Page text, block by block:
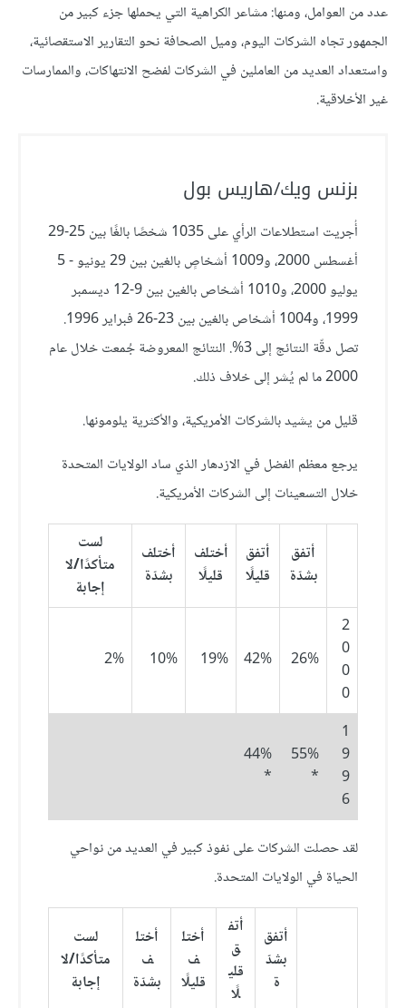
عدد من العوامل، ومنها: مشاعر الكراهية التي يحملها جزء كبير من
الجمهور تجاه الشركات اليوم، وميل الصحافة نحو التقارير الاستقصائية،
واستعداد العديد من العاملين في الشركات لفضح الانتهاكات، والممارسات
غير الأخلاقية.
بزنس ويك/هاريس بول
أُجريت استطلاعات الرأي على 1035 شخصًا بالغًا بين 25-29
أغسطس 2000، و1009 أشخاصٍ بالغين بين 29 يونيو - 5
يوليو 2000، و1010 أشخاص بالغين بين 9-12 ديسمبر
1999، و1004 أشخاص بالغين بين 23-26 فبراير 1996.
تصل دقّة النتائج إلى 3%. النتائج المعروضة جُمعت خلال عام
2000 ما لم يُشر إلى خلاف ذلك.
قليل من يشيد بالشركات الأمريكية، والأكثرية يلومونها.
يرجع معظم الفضل في الازدهار الذي ساد الولايات المتحدة
خلال التسعينات إلى الشركات الأمريكية.
أتفق
بشدّة
أتفق
قليلًا
أختلف
قليلًا
أختلف
بشدّة
لست
متأكدًا/لا
إجابة
2
0
0
0
26%
42%
19%
10%
2%
1
9
9
6
55%
*
44%
*
لقد حصلت الشركات على نفوذ كبير في العديد من نواحي
الحياة في الولايات المتحدة.
أتفق
بشدّ
ة
أتف
ق
قلي
لًا
أختل
ف
قليلًا
أختل
ف
بشدّة
لست
متأكدًا/لا
إجابة